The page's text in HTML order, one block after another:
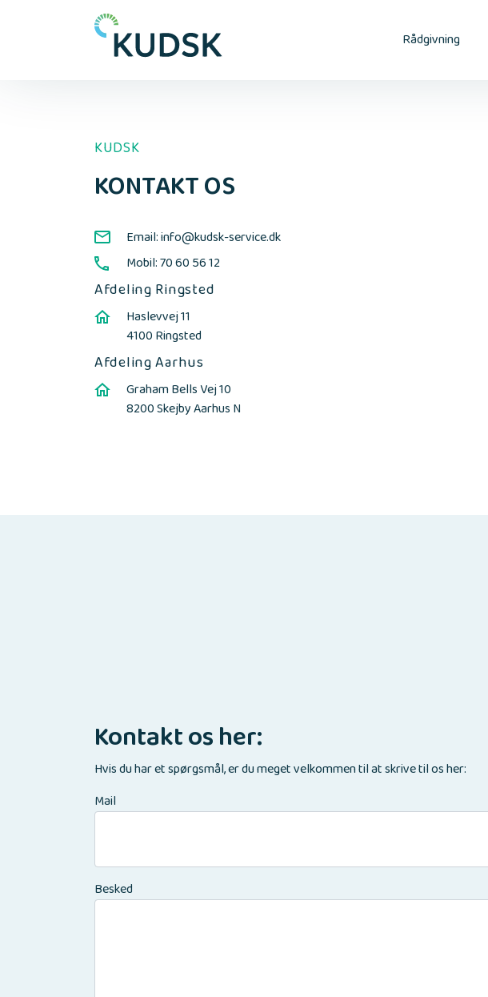
Rådgivning
KUDSK
KONTAKT OS
Email: info@kudsk-service.dk
Mobil: 70 60 56 12
Afdeling Ringsted
Haslevvej 11
4100 Ringsted
Afdeling Aarhus
Graham Bells Vej 10
8200 Skejby Aarhus N
Kontakt os her:
Hvis du har et spørgsmål, er du meget velkommen til at skrive til os her:
Mail
Besked